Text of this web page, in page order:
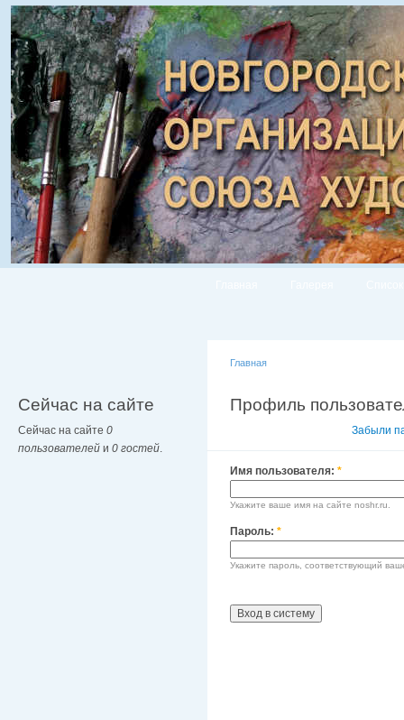
Сейчас на сайте
Сейчас на сайте 0
пользователей и 0 гостей.
Главная
Профиль
Забыли
Имя пользователя: *
Укажите ваше имя на сайте noshr.ru.
Пароль: *
Укажите пароль, соответствующий